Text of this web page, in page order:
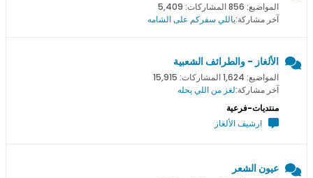
المواضيع: 856 المشاركات: 5,409
آخر مشاركة:ياللي سفركم على الشامه
الألغاز - والطرائف الشعبية
المواضيع: 1,624 المشاركات: 15,915
آخر مشاركة:لغز من اللي يحله
منتديات-فرعية
ارشيف الألغاز
عيون الشعر